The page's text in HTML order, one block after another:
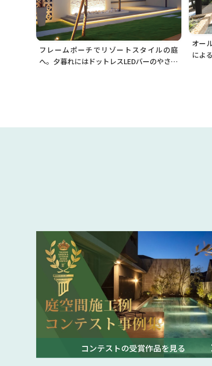
フレームポーチでリゾートスタイルの庭
へ。夕暮れにはドットレスLEDバーのやさし
オー
によ
コンテストの受賞作品を見る